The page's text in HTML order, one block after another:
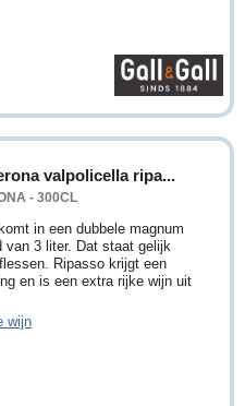
valpolicella ripa...
- 300CL
in een dubbele magnum
van 3 liter. Dat staat gelijk
Ripasso krijgt een
en is een extra rijke wijn uit
wijn